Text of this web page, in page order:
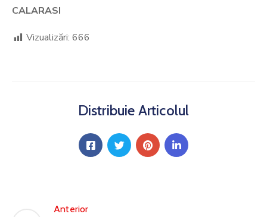
CALARASI
Vizualizări: 666
Distribuie Articolul
Anterior